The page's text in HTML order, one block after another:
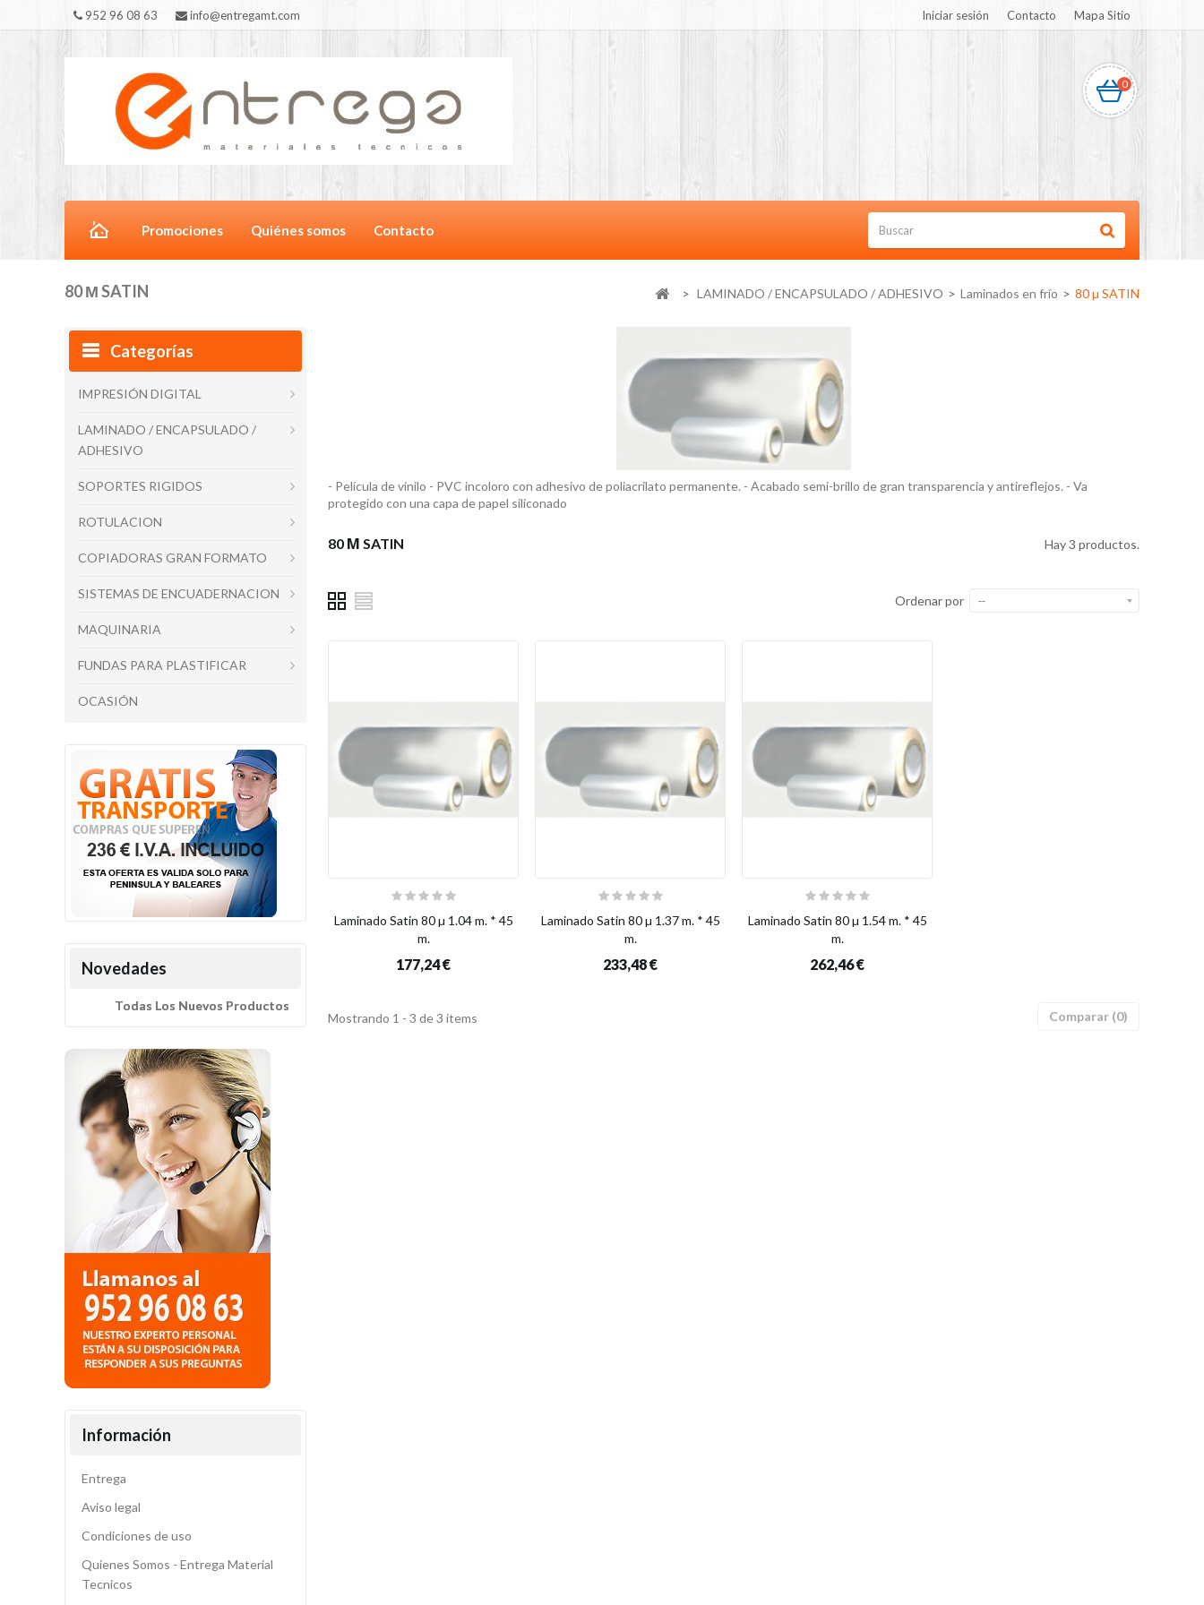
952 96 08 63 info@entregamt.com Contacto Mapa Sitio
Iniciar sesión
0
Promociones Quiénes somos Contacto
80 Μ SATIN > LAMINADO / ENCAPSULADO / ADHESIVO > Laminados en frío > 80 µ SATIN
Categorías
IMPRESIÓN DIGITAL
LAMINADO / ENCAPSULADO /
ADHESIVO
SOPORTES RIGIDOS
ROTULACION
COPIADORAS GRAN FORMATO
SISTEMAS DE ENCUADERNACION
MAQUINARIA
FUNDAS PARA PLASTIFICAR
OCASIÓN
Novedades
Todas Los Nuevos Productos
Información
Entrega
Aviso legal
Condiciones de uso
Quienes Somos - Entrega Material
Tecnicos
- Película de vinilo - PVC incoloro con adhesivo de poliacrilato permanente. - Acabado semi-brillo de gran transparencia y antireflejos. - Va
protegido con una capa de papel siliconado
80 Μ SATIN Hay 3 productos.
Ordenar por --
Laminado Satin 80 µ 1.04 m. * 45
m.
177,24 €
Laminado Satin 80 µ 1.37 m. * 45
m.
233,48 €
Laminado Satin 80 µ 1.54 m. * 45
m.
262,46 €
Comparar (0)
Mostrando 1 - 3 de 3 items